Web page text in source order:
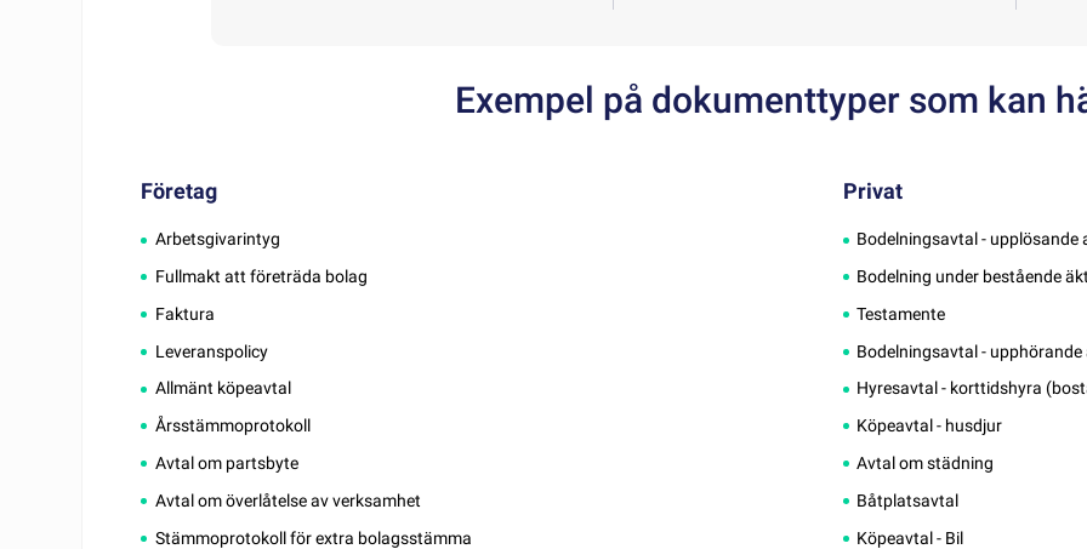
Exempel på dokumenttyper som kan
Företag
Arbetsgivarintyg
Fullmakt att företräda bolag
Faktura
Leveranspolicy
Allmänt köpeavtal
Årsstämmoprotokoll
Avtal om partsbyte
Avtal om överlåtelse av verksamhet
Stämmoprotokoll för extra bolagsstämma
Privat
Bodelningsavtal - upplösande
Bodelning under bestående
Testamente
Bodelningsavtal -
Hyresavtal - korttidshyra
Köpeavtal - husdjur
Avtal om städning
Båtplatsavtal
Köpeavtal - Bil